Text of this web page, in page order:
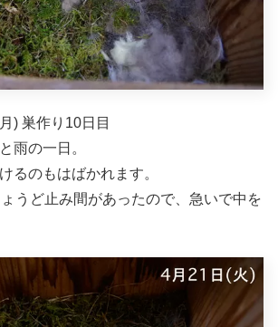
) 巣作り10日目
雨の一日。
るのもはばかれます。
うど止み間があったので、急いで中を